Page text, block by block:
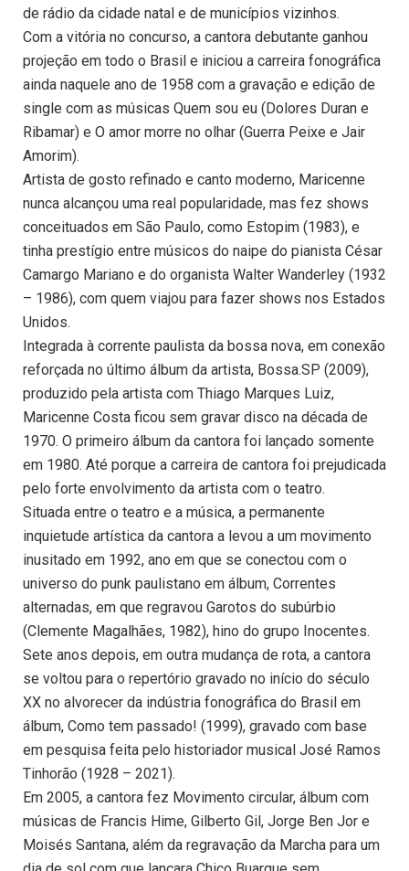
de rádio da cidade natal e de municípios vizinhos.
Com a vitória no concurso, a cantora debutante ganhou
projeção em todo o Brasil e iniciou a carreira fonográfica
ainda naquele ano de 1958 com a gravação e edição de
single com as músicas Quem sou eu (Dolores Duran e
Ribamar) e O amor morre no olhar (Guerra Peixe e Jair
Amorim).
Artista de gosto refinado e canto moderno, Maricenne
nunca alcançou uma real popularidade, mas fez shows
conceituados em São Paulo, como Estopim (1983), e
tinha prestígio entre músicos do naipe do pianista César
Camargo Mariano e do organista Walter Wanderley (1932
– 1986), com quem viajou para fazer shows nos Estados
Unidos.
Integrada à corrente paulista da bossa nova, em conexão
reforçada no último álbum da artista, Bossa.SP (2009),
produzido pela artista com Thiago Marques Luiz,
Maricenne Costa ficou sem gravar disco na década de
1970. O primeiro álbum da cantora foi lançado somente
em 1980. Até porque a carreira de cantora foi prejudicada
pelo forte envolvimento da artista com o teatro.
Situada entre o teatro e a música, a permanente
inquietude artística da cantora a levou a um movimento
inusitado em 1992, ano em que se conectou com o
universo do punk paulistano em álbum, Correntes
alternadas, em que regravou Garotos do subúrbio
(Clemente Magalhães, 1982), hino do grupo Inocentes.
Sete anos depois, em outra mudança de rota, a cantora
se voltou para o repertório gravado no início do século
XX no alvorecer da indústria fonográfica do Brasil em
álbum, Como tem passado! (1999), gravado com base
em pesquisa feita pelo historiador musical José Ramos
Tinhorão (1928 – 2021).
Em 2005, a cantora fez Movimento circular, álbum com
músicas de Francis Hime, Gilberto Gil, Jorge Ben Jor e
Moisés Santana, além da regravação da Marcha para um